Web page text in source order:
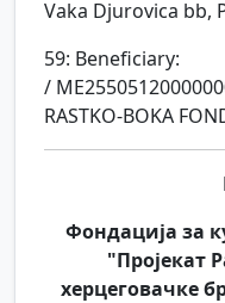
Vaka Djurovica bb,
59: Beneficiary:
/
RASTKO-BOKA
Фондација за
"Пројекат
херцеговачке